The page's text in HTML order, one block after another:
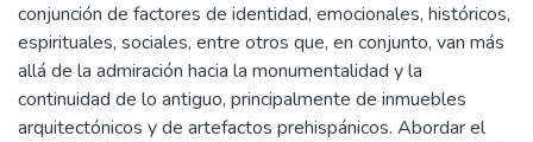
conjunción de factores de identidad, emocionales, históricos,
espirituales, sociales, entre otros que, en conjunto, van más
allá de la admiración hacia la monumentalidad y la
continuidad de lo antiguo, principalmente de inmuebles
arquitectónicos y de artefactos prehispánicos. Abordar el